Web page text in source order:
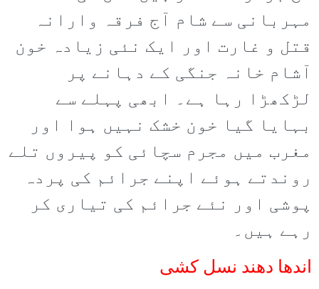
مہربانی سے شام آج فرقہ وارانہ
قتل و غارت اور ایک نئی زیادہ خون
آشام خانہ جنگی کے دہانے پر
لڑکھڑا رہا ہے۔ ابھی پہلے سے
بہایا گیا خون خشک نہیں ہوا اور
مغرب میں مجرم سچائی کو پیروں تلے
روندتے ہوئے اپنے جرائم کی پردہ
پوشی اور نئے جرائم کی تیاری کر
رہے ہیں۔
اندھا دھند نسل کشی